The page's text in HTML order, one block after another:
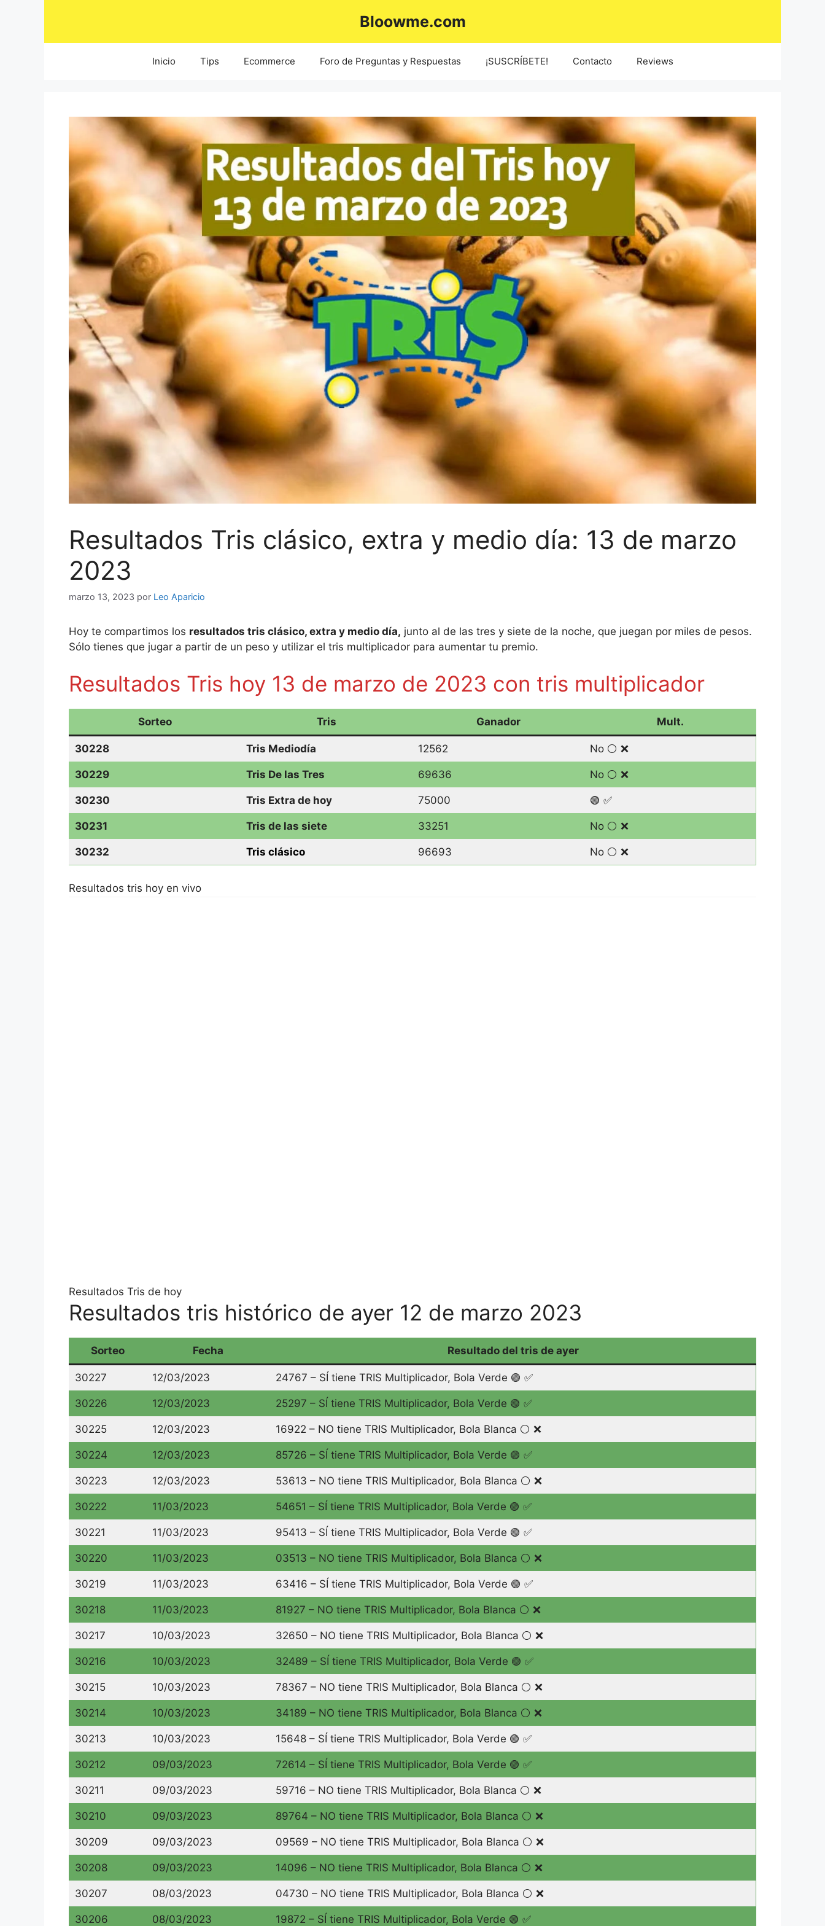
Bloowme.com
Inicio Tips Ecommerce Foro de Preguntas y Respuestas ¡SUSCRÍBETE! Contacto Reviews
Resultados Tris clásico, extra y medio día: 13 de marzo
2023
marzo 13, 2023 por Leo Aparicio
Hoy te compartimos los resultados tris clásico, extra y medio día, junto al de las tres y siete de la noche, que juegan por miles de pesos.
Sólo tienes que jugar a partir de un peso y utilizar el tris multiplicador para aumentar tu premio.
Resultados Tris hoy 13 de marzo de 2023 con tris multiplicador
Sorteo Tris Ganador Mult.
30228 Tris Mediodía 12562 No ⚪️ ❌
30229 Tris De las Tres 69636 No ⚪️ ❌
30230 Tris Extra de hoy 75000 🟢 ✅
30231 Tris de las siete 33251 No ⚪️ ❌
30232 Tris clásico 96693 No ⚪️ ❌
Resultados tris hoy en vivo
Resultados Tris de hoy
Resultados tris histórico de ayer 12 de marzo 2023
Sorteo Fecha Resultado del tris de ayer
30227 12/03/2023 24767 – SÍ tiene TRIS Multiplicador, Bola Verde 🟢 ✅
30226 12/03/2023 25297 – SÍ tiene TRIS Multiplicador, Bola Verde 🟢 ✅
30225 12/03/2023 16922 – NO tiene TRIS Multiplicador, Bola Blanca ⚪️ ❌
30224 12/03/2023 85726 – SÍ tiene TRIS Multiplicador, Bola Verde 🟢 ✅
30223 12/03/2023 53613 – NO tiene TRIS Multiplicador, Bola Blanca ⚪️ ❌
30222 11/03/2023 54651 – SÍ tiene TRIS Multiplicador, Bola Verde 🟢 ✅
30221 11/03/2023 95413 – SÍ tiene TRIS Multiplicador, Bola Verde 🟢 ✅
30220 11/03/2023 03513 – NO tiene TRIS Multiplicador, Bola Blanca ⚪️ ❌
30219 11/03/2023 63416 – SÍ tiene TRIS Multiplicador, Bola Verde 🟢 ✅
30218 11/03/2023 81927 – NO tiene TRIS Multiplicador, Bola Blanca ⚪️ ❌
30217 10/03/2023 32650 – NO tiene TRIS Multiplicador, Bola Blanca ⚪️ ❌
30216 10/03/2023 32489 – SÍ tiene TRIS Multiplicador, Bola Verde 🟢 ✅
30215 10/03/2023 78367 – NO tiene TRIS Multiplicador, Bola Blanca ⚪️ ❌
30214 10/03/2023 34189 – NO tiene TRIS Multiplicador, Bola Blanca ⚪️ ❌
30213 10/03/2023 15648 – SÍ tiene TRIS Multiplicador, Bola Verde 🟢 ✅
30212 09/03/2023 72614 – SÍ tiene TRIS Multiplicador, Bola Verde 🟢 ✅
30211 09/03/2023 59716 – NO tiene TRIS Multiplicador, Bola Blanca ⚪️ ❌
30210 09/03/2023 89764 – NO tiene TRIS Multiplicador, Bola Blanca ⚪️ ❌
30209 09/03/2023 09569 – NO tiene TRIS Multiplicador, Bola Blanca ⚪️ ❌
30208 09/03/2023 14096 – NO tiene TRIS Multiplicador, Bola Blanca ⚪️ ❌
30207 08/03/2023 04730 – NO tiene TRIS Multiplicador, Bola Blanca ⚪️ ❌
30206 08/03/2023 19872 – SÍ tiene TRIS Multiplicador, Bola Verde 🟢 ✅